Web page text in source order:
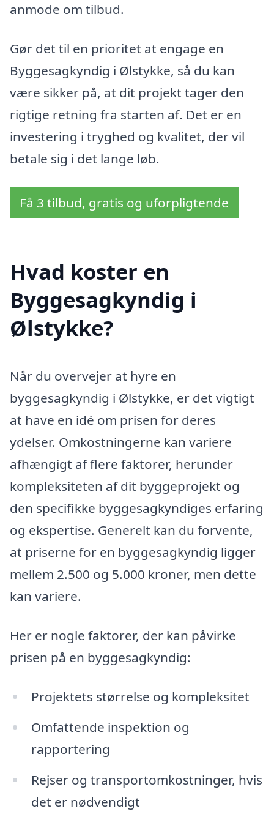
anmode om tilbud.
Gør det til en prioritet at engage en
Byggesagkyndig i Ølstykke, så du kan
være sikker på, at dit projekt tager den
rigtige retning fra starten af. Det er en
investering i tryghed og kvalitet, der vil
betale sig i det lange løb.
Få 3 tilbud, gratis og uforpligtende
Hvad koster en
Byggesagkyndig i
Ølstykke?
Når du overvejer at hyre en
byggesagkyndig i Ølstykke, er det vigtigt
at have en idé om prisen for deres
ydelser. Omkostningerne kan variere
afhængigt af flere faktorer, herunder
kompleksiteten af dit byggeprojekt og
den specifikke byggesagkyndiges erfaring
og ekspertise. Generelt kan du forvente,
at priserne for en byggesagkyndig ligger
mellem 2.500 og 5.000 kroner, men dette
kan variere.
Her er nogle faktorer, der kan påvirke
prisen på en byggesagkyndig:
Projektets størrelse og kompleksitet
Omfattende inspektion og
rapportering
Rejser og transportomkostninger, hvis
det er nødvendigt